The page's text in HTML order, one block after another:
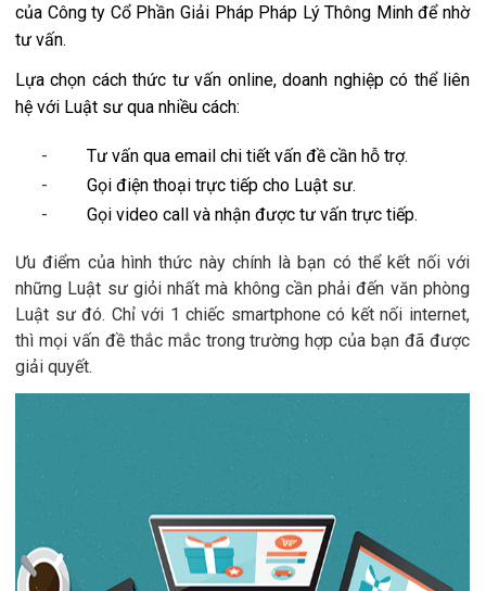
của Công ty Cổ Phần Giải Pháp Pháp Lý Thông Minh để nhờ
tư vấn.
Lựa chọn cách thức tư vấn online, doanh nghiệp có thể liên
hệ với Luật sư qua nhiều cách:
-
Tư vấn qua email chi tiết vấn đề cần hỗ trợ.
-
Gọi điện thoại trực tiếp cho Luật sư.
-
Gọi video call và nhận được tư vấn trực tiếp.
Ưu điểm của hình thức này chính là bạn có thể kết nối với
những Luật sư giỏi nhất mà không cần phải đến văn phòng
Luật sư đó. Chỉ với 1 chiếc smartphone có kết nối internet,
thì mọi vấn đề thắc mắc trong trường hợp của bạn đã được
giải quyết.